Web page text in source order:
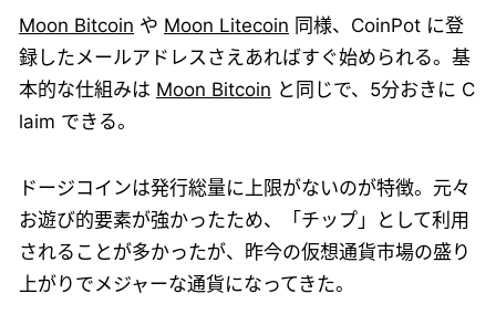
Moon Bitcoin や Moon Litecoin 同様、CoinPot に登
録したメールアドレスさえあればすぐ始められる。基
本的な仕組みは Moon Bitcoin と同じで、5分おきに C
laim できる。
ドージコインは発行総量に上限がないのが特徴。元々
お遊び的要素が強かったため、「チップ」として利用
されることが多かったが、昨今の仮想通貨市場の盛り
上がりでメジャーな通貨になってきた。